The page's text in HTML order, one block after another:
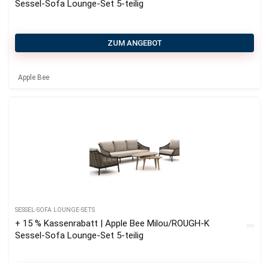
Sessel-Sofa Lounge-Set 5-teilig
ZUM ANGEBOT
Apple Bee
SESSEL-SOFA LOUNGE-SETS
+ 15 % Kassenrabatt | Apple Bee Milou/ROUGH-K
Sessel-Sofa Lounge-Set 5-teilig